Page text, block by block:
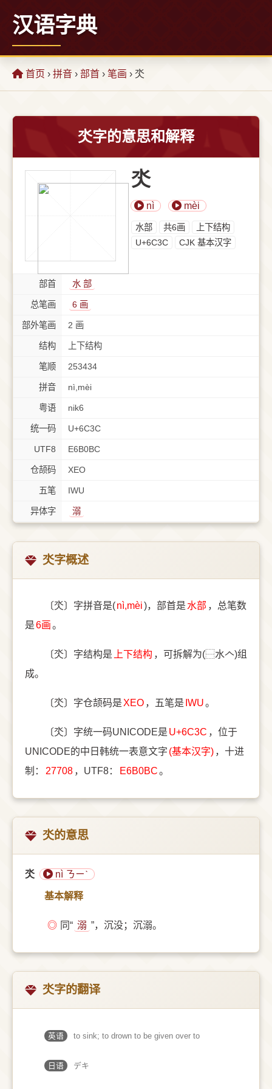
汉语字典
首页 › 拼音 › 部首 › 笔画 › 氼
氼字的意思和解释
氼
nì mèi
⽔部 共6画
上下结构
U+6C3C
CJK 基本汉字
部首 ⽔ 部
总笔画 6 画
部外笔画 2 画
结构 上下结构
笔顺 253434
拼音 nì,mèi
粤语 nik6
统一码 U+6C3C
UTF8 E6B0BC
仓颉码 XEO
五笔 IWU
异体字 溺
氼字概述
〔氼〕字拼音是(nì,mèi)，部首是 ⽔部 ，总笔数
是6画。
〔氼〕字结构是 上下结构 ，可拆解为(⿱水𠆢)组
成。
〔氼〕字仓颉码是 XEO ，五笔是 IWU。
〔氼〕字统一码UNICODE是 U+6C3C ，位于
UNICODE的中日韩统一表意文字 (基本汉字) ，十进
制：
27708 ，UTF8： E6B0BC。
氼的意思
氼 nì ㄋㄧˋ
基本解释
◎ 同“ 溺 ”，沉没；沉溺。
氼字的翻译
英语 to sink; to drown to be given over to
日语 デキ